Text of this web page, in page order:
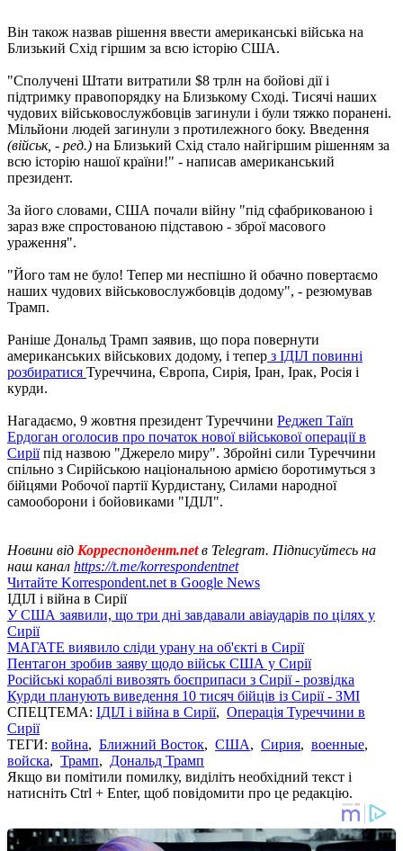
Він також назвав рішення ввести американські війська на
Близький Схід гіршим за всю історію США.
"Сполучені Штати витратили $8 трлн на бойові дії і
підтримку правопорядку на Близькому Сході. Тисячі наших
чудових військовослужбовців загинули і були тяжко поранені.
Мільйони людей загинули з протилежного боку. Введення
(військ, - ред.) на Близький Схід стало найгіршим рішенням за
всю історію нашої країни!" - написав американський
президент.
За його словами, США почали війну "під сфабрикованою і
зараз вже спростованою підставою - зброї масового
ураження".
"Його там не було! Тепер ми неспішно й обачно повертаємо
наших чудових військовослужбовців додому", - резюмував
Трамп.
Раніше Дональд Трамп заявив, що пора повернути
американських військових додому, і тепер з ІДІЛ повинні
розбиратися Туреччина, Європа, Сирія, Іран, Ірак, Росія і
курди.
Нагадаємо, 9 жовтня президент Туреччини Реджеп Таїп
Ердоган оголосив про початок нової військової операції в
Сиріїпід назвою "Джерело миру". Збройні сили Туреччини
спільно з Сирійською національною армією боротимуться з
бійцями Робочої партії Курдистану, Силами народної
самооборони і бойовиками "ІДІЛ".
Новини від Корреспондент.netв Telegram. Підписуйтесь на
наш канал https://t.me/korrespondentnet
Читайте Korrespondent.net в Google News
ІДІЛ і війна в Сирії
У США заявили, що три дні завдавали авіаударів по цілях у
Сирії
МАГАТЕ виявило сліди урану на об'єкті в Сирії
Пентагон зробив заяву щодо військ США у Сирії
Російські кораблі вивозять боєприпаси з Сирії - розвідка
Курди планують виведення 10 тисяч бійців із Сирії - ЗМІ
СПЕЦТЕМА: ІДІЛ і війна в Сирії, Операція Туреччини в
Сирії
ТЕГИ: война, Ближний Восток, США, Сирия, военные,
войска, Трамп, Дональд Трамп
Якщо ви помітили помилку, виділіть необхідний текст і
натисніть Ctrl + Enter, щоб повідомити про це редакцію.